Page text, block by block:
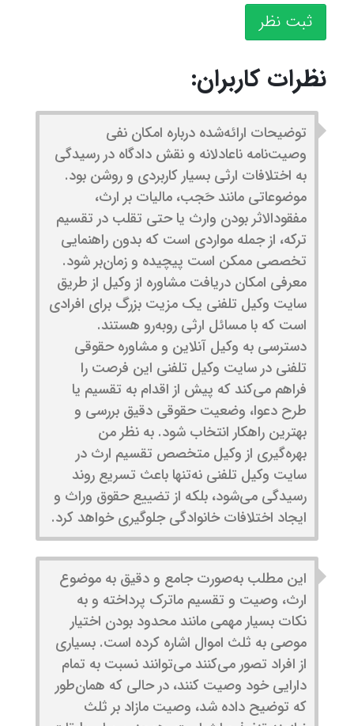
ثبت نظر
نظرات کاربران:
توضیحات ارائه‌شده درباره امکان نفی
وصیت‌نامه ناعادلانه و نقش دادگاه در رسیدگی
به اختلافات ارثی بسیار کاربردی و روشن بود.
موضوعاتی مانند حَجب، مالیات بر ارث،
مفقودالاثر بودن وارث یا حتی تقلب در تقسیم
ترکه، از جمله مواردی است که بدون راهنمایی
تخصصی ممکن است پیچیده و زمان‌بر شود.
معرفی امکان دریافت مشاوره از وکیل از طریق
سایت وکیل تلفنی یک مزیت بزرگ برای افرادی
است که با مسائل ارثی روبه‌رو هستند.
دسترسی به وکیل آنلاین و مشاوره حقوقی
تلفنی در سایت وکیل تلفنی این فرصت را
فراهم می‌کند که پیش از اقدام به تقسیم یا
طرح دعوا، وضعیت حقوقی دقیق بررسی و
بهترین راهکار انتخاب شود. به نظر من
بهره‌گیری از وکیل متخصص تقسیم ارث در
سایت وکیل تلفنی نه‌تنها باعث تسریع روند
رسیدگی می‌شود، بلکه از تضییع حقوق وراث و
ایجاد اختلافات خانوادگی جلوگیری خواهد کرد.
این مطلب به‌صورت جامع و دقیق به موضوع
ارث، وصیت و تقسیم ماترک پرداخته و به
نکات بسیار مهمی مانند محدود بودن اختیار
موصی به ثلث اموال اشاره کرده است. بسیاری
از افراد تصور می‌کنند می‌توانند نسبت به تمام
دارایی خود وصیت کنند، در حالی که همان‌طور
که توضیح داده شد، وصیت مازاد بر ثلث